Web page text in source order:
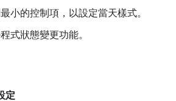
小的控制項，以設定當天樣式。
式狀態變更功能。
定